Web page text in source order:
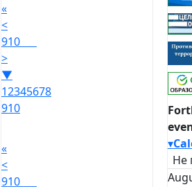
«
<
910
>
▼
12345678
910
«
<
910
▾
Не